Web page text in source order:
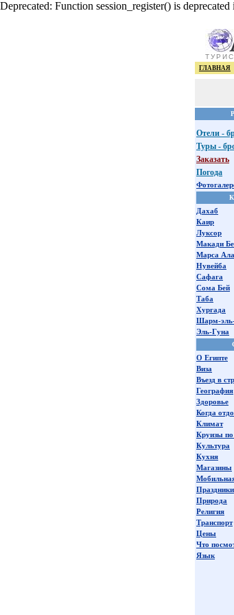
Deprecated: Function session_register() is
ГЛАВНАЯ
Отели -
Туры -
Заказать
Погода
Дахаб
Каир
Луксор
Макади
Марса
Нувейба
Сафага
Сома Бей
Таба
Хургада
Шарм-
Эль-Гуна
О Египте
Виза
Въезд в
География
Здоровье
Когда
Климат
Круизы
Культура
Кухня
Магазины
Праздники
Природа
Религия
Транспорт
Цены
Что
Язык